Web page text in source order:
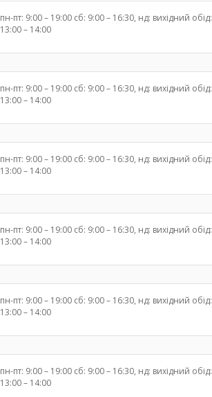
пн-пт: 9:00 – 19:00 сб: 9:00 – 16:30, нд: вихідний обід:
13:00 – 14:00
пн-пт: 9:00 – 19:00 сб: 9:00 – 16:30, нд: вихідний обід:
13:00 – 14:00
пн-пт: 9:00 – 19:00 сб: 9:00 – 16:30, нд: вихідний обід:
13:00 – 14:00
пн-пт: 9:00 – 19:00 сб: 9:00 – 16:30, нд: вихідний обід:
13:00 – 14:00
пн-пт: 9:00 – 19:00 сб: 9:00 – 16:30, нд: вихідний обід:
13:00 – 14:00
пн-пт: 9:00 – 19:00 сб: 9:00 – 16:30, нд: вихідний обід:
13:00 – 14:00